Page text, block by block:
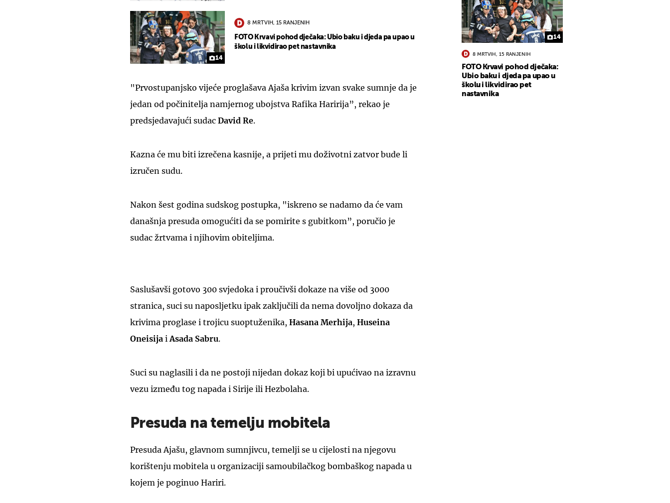
14
8 MRTVIH, 15 RANJENIH
FOTO Krvavi pohod dječaka: Ubio baku i djeda pa upao u
školu i likvidirao pet nastavnika
"Prvostupanjsko vijeće proglašava Ajaša krivim izvan svake sumnje da je
jedan od počinitelja namjernog ubojstva Rafika Haririja”, rekao je
predsjedavajući sudac David Re.
Kazna će mu biti izrečena kasnije, a prijeti mu doživotni zatvor bude li
izručen sudu.
Nakon šest godina sudskog postupka, "iskreno se nadamo da će vam
današnja presuda omogućiti da se pomirite s gubitkom”, poručio je
sudac žrtvama i njihovim obiteljima.
Saslušavši gotovo 300 svjedoka i proučivši dokaze na više od 3000
stranica, suci su naposljetku ipak zaključili da nema dovoljno dokaza da
krivima proglase i trojicu suoptuženika, Hasana Merhija, Huseina
Oneisija iAsada Sabru.
Suci su naglasili i da ne postoji nijedan dokaz koji bi upućivao na izravnu
vezu između tog napada i Sirije ili Hezbolaha.
Presuda na temelju mobitela
Presuda Ajašu, glavnom sumnjivcu, temelji se u cijelosti na njegovu
korištenju mobitela u organizaciji samoubilačkog bombaškog napada u
kojem je poginuo Hariri.
14
8 MRTVIH, 15 RANJENIH
FOTO Krvavi pohod dječaka:
Ubio baku i djeda pa upao u
školu i likvidirao pet
nastavnika